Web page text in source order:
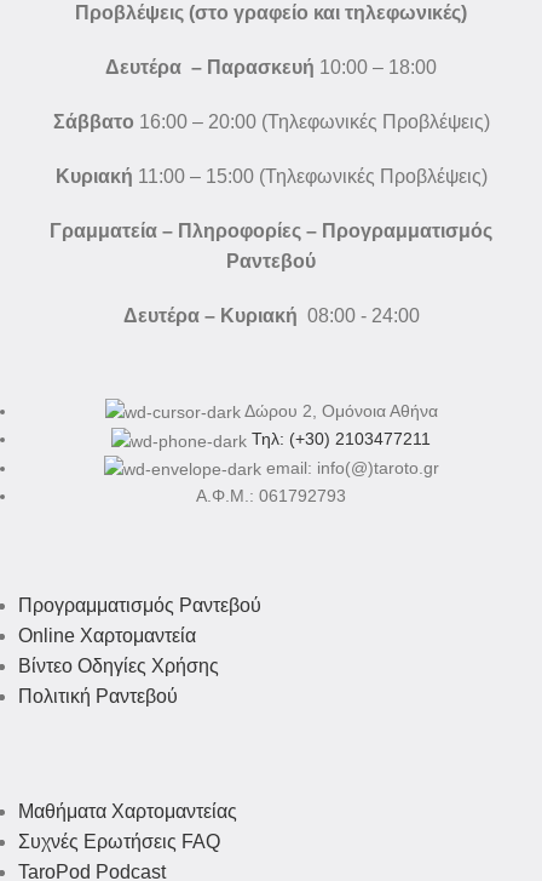
Προβλέψεις (στο γραφείο και τηλεφωνικές)
Δευτέρα – Παρασκευή 10:00 – 18:00
Σάββατο 16:00 – 20:00 (Τηλεφωνικές Προβλέψεις)
Κυριακή 11:00 – 15:00 (Τηλεφωνικές Προβλέψεις)
Γραμματεία – Πληροφορίες – Προγραμματισμός
Ραντεβού
Δευτέρα – Κυριακή 08:00 - 24:00
Δώρου 2, Ομόνοια Αθήνα
Τηλ: (+30) 2103477211
email: info(@)taroto.gr
Α.Φ.Μ.: 061792793
Προγραμματισμός Ραντεβού
Online Χαρτομαντεία
Βίντεο Οδηγίες Χρήσης
Πολιτική Ραντεβού
Μαθήματα Χαρτομαντείας
Συχνές Ερωτήσεις FAQ
TaroPod Podcast